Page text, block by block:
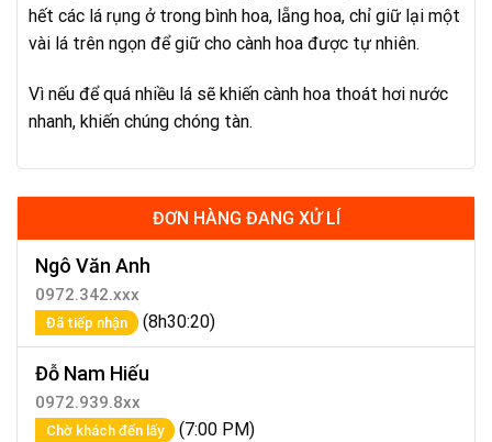
hết các lá rụng ở trong bình hoa, lẵng hoa, chỉ giữ lại một
vài lá trên ngọn để giữ cho cành hoa được tự nhiên.
Vì nếu để quá nhiều lá sẽ khiến cành hoa thoát hơi nước
nhanh, khiến chúng chóng tàn.
ĐƠN HÀNG ĐANG XỬ LÍ
Ngô Văn Anh
0972.342.xxx
Đã tiếp nhận (8h30:20)
Đỗ Nam Hiếu
0972.939.8xx
Chờ khách đến lấy (7:00 PM)